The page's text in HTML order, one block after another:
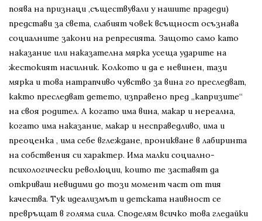
поява на признаци ,съществували у нашите прадеди)
представи за света, слабият човек всъщност осъзнава
социалните закони на репресията. Защото само като
наказание или наказателна мярка усеща ударите на
жестокият насилник. Колкото и да е невинен, тази
мярка и това натрапчиво чувство за вина го преследват,
както преследват детето, изправено пред „капризите“
на своя родител. А когато има вина, макар и нереална,
когато има наказание, макар и несправедливо, има и
преоценка , има себе вглеждане, проникване в лабиринта
на собствения си характер. Има малки социално-
психологически революции, които те заставят да
откриваш невидими до този момент част от тия
качества. Тук идеализмът и детската наивност се
превръщат в голяма сила. Споделям всичко това гледайки